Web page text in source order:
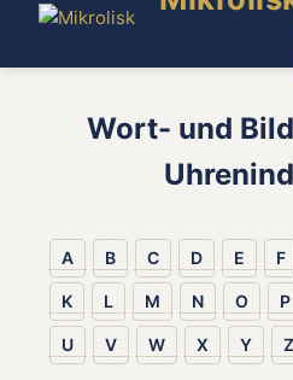
Wort- und
A B C D E F
K L M N O P
U V W X Y Z